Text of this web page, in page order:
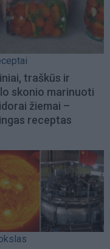
traškūs ir
skonio marinuoti
žiemai –
receptas